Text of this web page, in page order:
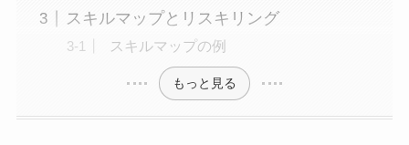
スキルマップとリスキリング
スキルマップの例
もっと見る